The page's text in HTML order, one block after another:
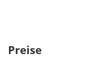
Für Senioren
Preise